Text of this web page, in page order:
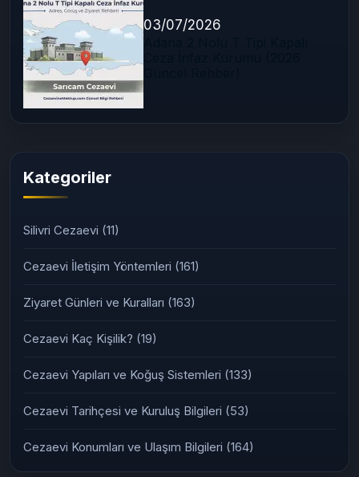
03/07/2026
Kategoriler
Silivri Cezaevi (11)
Cezaevi İletişim Yöntemleri (161)
Ziyaret Günleri ve Kuralları (163)
Cezaevi Kaç Kişilik? (19)
Cezaevi Yapıları ve Koğuş Sistemleri (133)
Cezaevi Tarihçesi ve Kuruluş Bilgileri (53)
Cezaevi Konumları ve Ulaşım Bilgileri (164)